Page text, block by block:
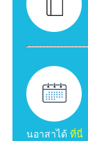
นอาสาได้ ที่นี่